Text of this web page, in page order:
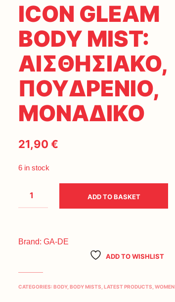
ICON GLEAM
BODY MIST:
ΑΙΣΘΗΣΙΑΚΟ,
ΠΟΥΔΡΕΝΙΟ,
ΜΟΝΑΔΙΚΟ
21,90€
6 in stock
ADD TO BASKET
Brand: GA-DE
ADD TO WISHLIST
CATEGORIES:BODY,BODY MISTS ,LATEST PRODUCTS ,WOMEN